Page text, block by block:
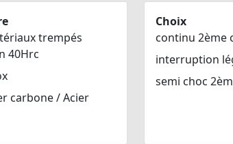
trempés
40Hrc
carbone / Acier
Choix
continu 2ème
interruption
semi choc